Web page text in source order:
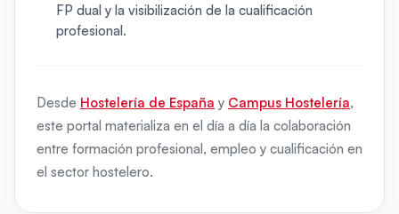
FP dual y la visibilización de la cualificación
profesional.
Desde Hostelería de España y Campus Hostelería,
este portal materializa en el día a día la colaboración
entre formación profesional, empleo y cualificación en
el sector hostelero.